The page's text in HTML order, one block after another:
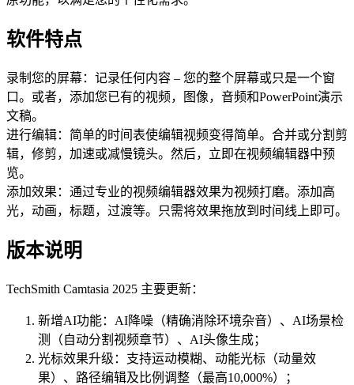
软件特点
录制您的屏幕：记录任何内容 – 您的整个屏幕或只是一个窗
口。或者，添加您已有的视频，图像，音频和PowerPoint演示
文稿。
进行编辑：简单的时间表使编辑视频变得简单。合并或分割剪
辑，修剪，加速或减慢镜头。然后，立即在视频编辑器中预
览。
添加效果：通过专业的视频编辑器效果为视频打磨。添加高
光，动画，标题，过渡等。只需将效果拖放到时间线上即可。
版本说明
TechSmith Camtasia 2025 主要更新：
新增AI功能：AI降噪（精确消除环境杂音）、AI场景检
测（自动分割视频章节）、AI头像生成；
光标效果升级：支持运动模糊、动能光标（动量效
果）、路径编辑及比例调整（最高10,000%）；